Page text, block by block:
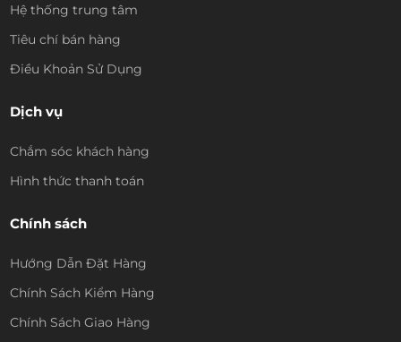
Hệ thống trung tâm
Tiêu chí bán hàng
Điều Khoản Sử Dụng
Dịch vụ
Chắm sóc khách hàng
Hình thức thanh toán
Chính sách
Hướng Dẫn Đặt Hàng
Chính Sách Kiểm Hàng
Chính Sách Giao Hàng